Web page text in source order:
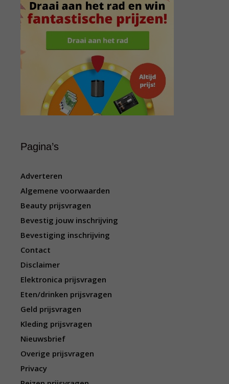
Pagina’s
Adverteren
Algemene voorwaarden
Beauty prijsvragen
Bevestig jouw inschrijving
Bevestiging inschrijving
Contact
Disclaimer
Elektronica prijsvragen
Eten/drinken prijsvragen
Geld prijsvragen
Kleding prijsvragen
Nieuwsbrief
Overige prijsvragen
Privacy